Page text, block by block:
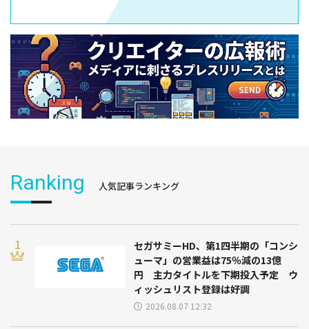
Ranking 人気記事ランキング
セガサミーHD、第1四半期の「コンシ
ューマ」の営業益は75％減の13億
円 主力タイトルを下期投入予定 ウ
ィッシュリスト登録は好調
2026.08.07 12:32